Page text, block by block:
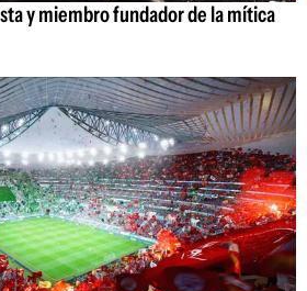
y miembro fundador de la mítica